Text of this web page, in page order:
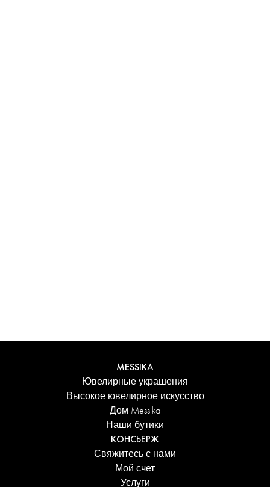
ПОДРОБНЕЕ
MESSIKA
Ювелирные украшения
Высокое ювелирное искусство
Дом Messika
Наши бутики
КОНСЬЕРЖ
Свяжитесь с нами
Мой счет
Услуги